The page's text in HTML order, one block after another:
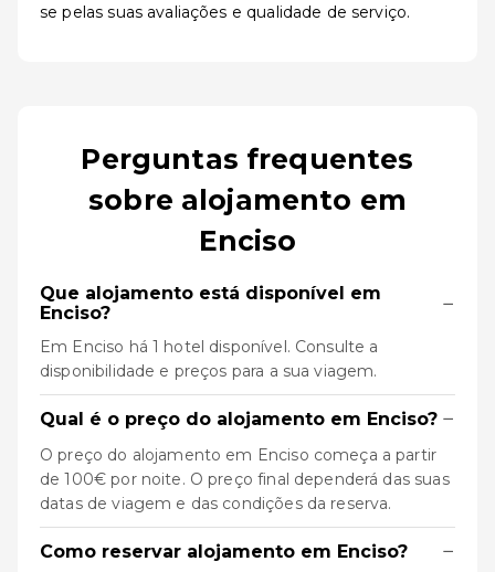
se pelas suas avaliações e qualidade de serviço.
Perguntas frequentes
sobre alojamento em
Enciso
Que alojamento está disponível em
Enciso?
−
Em Enciso há 1 hotel disponível. Consulte a
disponibilidade e preços para a sua viagem.
Qual é o preço do alojamento em Enciso? −
O preço do alojamento em Enciso começa a partir
de 100€ por noite. O preço final dependerá das suas
datas de viagem e das condições da reserva.
Como reservar alojamento em Enciso? −